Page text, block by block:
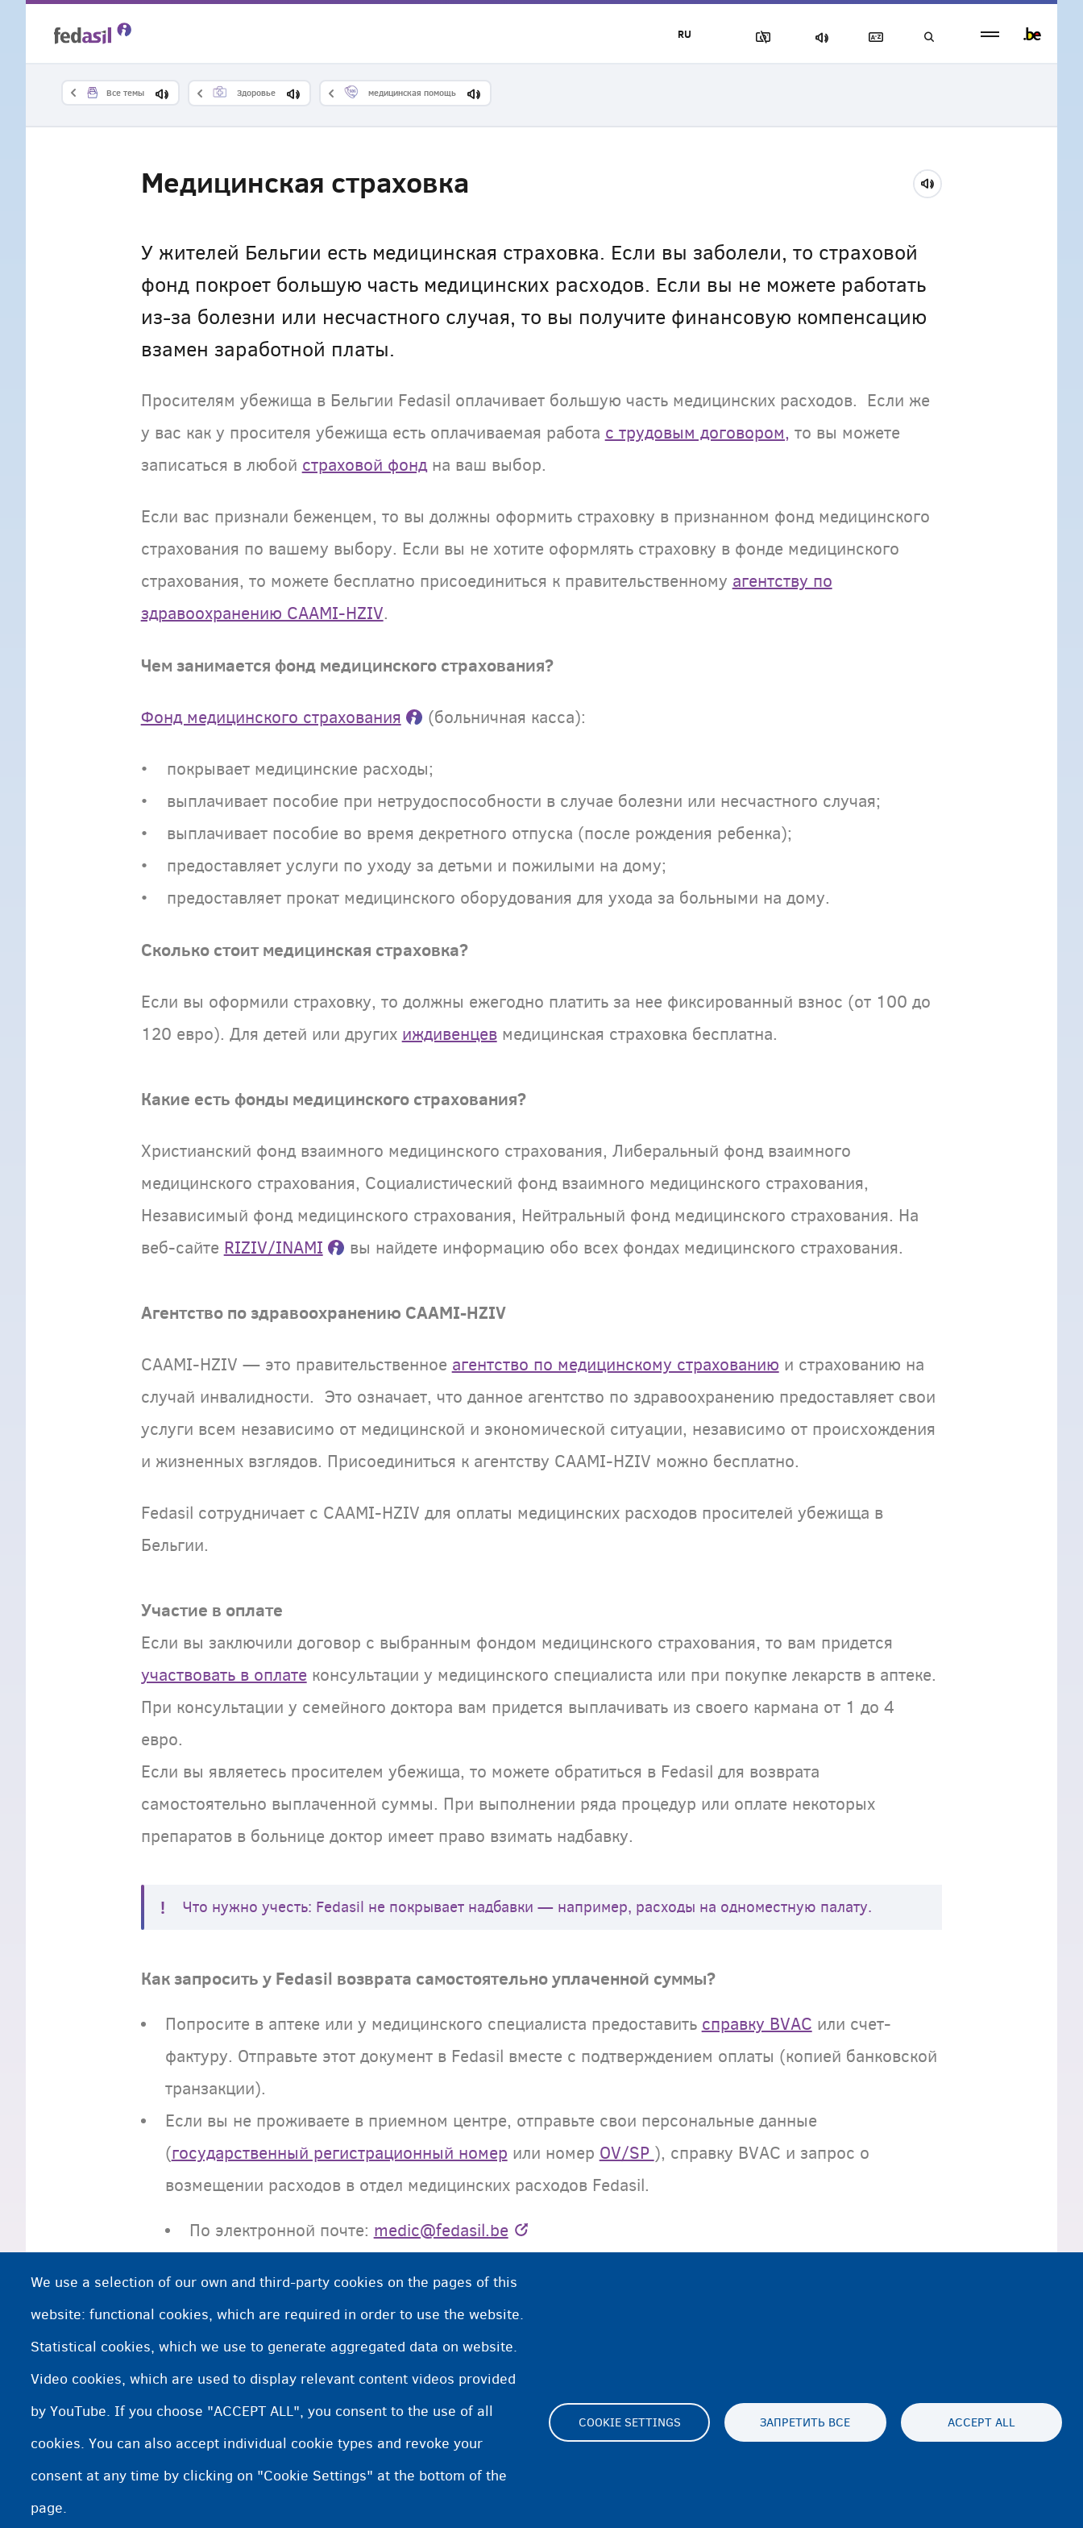
Все темы Здоровье медицинская помощь
Медицинская страховка
У жителей Бельгии есть медицинская страховка. Если вы заболели, то страховой
фонд покроет большую часть медицинских расходов. Если вы не можете работать
из-за болезни или несчастного случая, то вы получите финансовую компенсацию
взамен заработной платы.
Просителям убежища в Бельгии Fedasil оплачивает большую часть медицинских расходов. Если же
у вас как у просителя убежища есть оплачиваемая работа с трудовым договором, то вы можете
записаться в любой страховой фондна ваш выбор.
Если вас признали беженцем, то вы должны оформить страховку в признанном фонд медицинского
страхования по вашему выбору. Если вы не хотите оформлять страховку в фонде медицинского
страхования, то можете бесплатно присоединиться к правительственному агентству по
здравоохранению CAAMI-HZIV.
Чем занимается фонд медицинского страхования?
Фонд медицинского страхования (больничная касса):
• покрывает медицинские расходы;
• выплачивает пособие при нетрудоспособности в случае болезни или несчастного случая;
• выплачивает пособие во время декретного отпуска (после рождения ребенка);
• предоставляет услуги по уходу за детьми и пожилыми на дому;
• предоставляет прокат медицинского оборудования для ухода за больными на дому.
Сколько стоит медицинская страховка?
Если вы оформили страховку, то должны ежегодно платить за нее фиксированный взнос (от 100 до
120 евро). Для детей или других иждивенцевмедицинская страховка бесплатна.
Какие есть фонды медицинского страхования?
Христианский фонд взаимного медицинского страхования, Либеральный фонд взаимного
медицинского страхования, Социалистический фонд взаимного медицинского страхования,
Независимый фонд медицинского страхования, Нейтральный фонд медицинского страхования. На
веб-сайте RIZIV/INAMI вы найдете информацию обо всех фондах медицинского страхования.
Агентство по здравоохранению CAAMI-HZIV
CAAMI-HZIV — это правительственное агентство по медицинскому страхованию и страхованию на
случай инвалидности. Это означает, что данное агентство по здравоохранению предоставляет свои
услуги всем независимо от медицинской и экономической ситуации, независимо от происхождения
и жизненных взглядов. Присоединиться к агентству CAAMI-HZIV можно бесплатно.
Fedasil сотрудничает с CAAMI-HZIV для оплаты медицинских расходов просителей убежища в
Бельгии.
Участие в оплате
Если вы заключили договор с выбранным фондом медицинского страхования, то вам придется
участвовать в оплатеконсультации у медицинского специалиста или при покупке лекарств в аптеке.
При консультации у семейного доктора вам придется выплачивать из своего кармана от 1 до 4
евро.
Если вы являетесь просителем убежища, то можете обратиться в Fedasil для возврата
самостоятельно выплаченной суммы. При выполнении ряда процедур или оплате некоторых
препаратов в больнице доктор имеет право взимать надбавку.
Что нужно учесть: Fedasil не покрывает надбавки — например, расходы на одноместную палату.
Как запросить у Fedasil возврата самостоятельно уплаченной суммы?
Попросите в аптеке или у медицинского специалиста предоставить справку BVAC или счет-
фактуру. Отправьте этот документ в Fedasil вместе с подтверждением оплаты (копией банковской
транзакции).
Если вы не проживаете в приемном центре, отправьте свои персональные данные
(государственный регистрационный номер или номер OV/SP ), справку BVAC и запрос о
возмещении расходов в отдел медицинских расходов Fedasil.
По электронной почте: medic@fedasil.be
Если вы проживаете в приемном центре, то передайте справку BVAC и подтверждение оплаты в
медицинскую службу приемного центра.
Затем Fedasil возместит самостоятельно уплаченную вами сумму на ваш счет или на счет
третьего лица с разрешения владельца счета.
We use a selection of our own and third-party cookies on the pages of this
website: functional cookies, which are required in order to use the website.
Statistical cookies, which we use to generate aggregated data on website.
Video cookies, which are used to display relevant content videos provided
by YouTube. If you choose "ACCEPT ALL", you consent to the use of all
cookies. You can also accept individual cookie types and revoke your
consent at any time by clicking on "Cookie Settings" at the bottom of the
page.
COOKIE SETTINGS ЗАПРЕТИТЬ ВСЕ ACCEPT ALL
Footer
RU
footer